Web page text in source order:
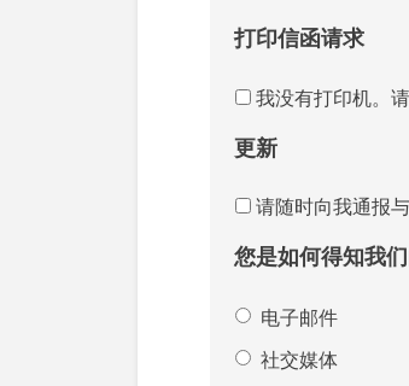
打印信函请求
我没有打印机。
更新
请随时向我通报
您是如何得知我们
电子邮件
社交媒体